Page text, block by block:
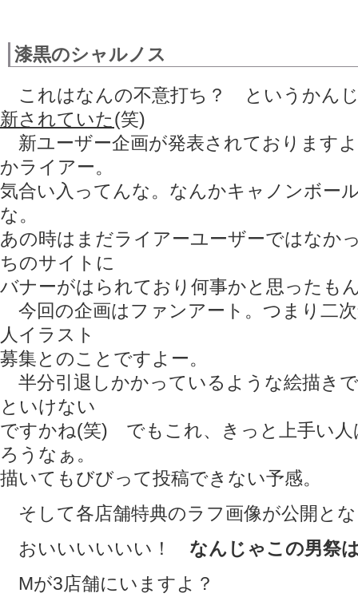
漆黒のシャルノス
これはなんの不意打ち？ というかん
新されていた(笑)
新ユーザー企画が発表されております
かライアー。
気合い入ってんな。なんかキャノンボー
な。
あの時はまだライアーユーザーではなか
ちのサイトに
バナーがはられており何事かと思ったも
今回の企画はファンアート。つまり二
人イラスト
募集とのことですよー。
半分引退しかかっているような絵描き
といけない
ですかね(笑) でもこれ、きっと上手い人
ろうなぁ。
描いてもびびって投稿できない予感。
そして各店舗特典のラフ画像が公開と
おいいいいいい！ なんじゃこの男祭
Mが3店舗にいますよ？